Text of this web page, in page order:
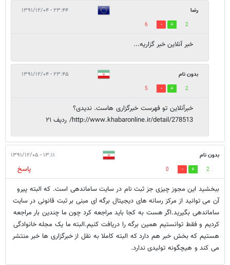
رضا ۲۳:۴۴ - ۱۳۹۱/۱۲/۰۴
2
6
خبر آنلاین خبر گزاریه...
بدون نام ۲۳:۴۵ - ۱۳۹۱/۱۲/۰۴
2
5
خبرآنلاین تو فهرست خبرگزاری هاست. ندیدی؟
http://www.khabaronline.ir/detail/278513/ ردیف ۲۱
بدون نام ۱۳:۱۱ - ۱۳۹۱/۱۲/۰۵
2
0
پاسخ
ببخشید این مجوز چیزی جز ثبت نام در سایت ساماندهی است. که البته پیرو
آن می توانید از مرکز رسانه های دیجیتال برگه ای مبنی بر ثبت قانونی در سایت
ساماندهی بگیرید.اگر هست به کجا باید مراجعه کرد چون ما چندین بار مراجعه
کردیم و فقط توانستیم همین برگه را دریافت کنیم.البته ما یک مجله خانوادگی
هستیم که بخش خبر هم دارد که البته کاملا به نقل از خبرگزاری ها خبر منتشر
می کند و هیچگونه تولیدی ندارد.